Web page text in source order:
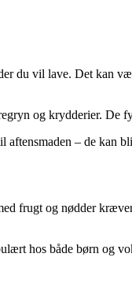
du vil lave. Det kan
og krydderier.
– de kan
frugt og nødder
hos både børn og